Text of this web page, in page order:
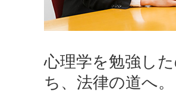
心理学を勉強し
ち、法律の道へ。